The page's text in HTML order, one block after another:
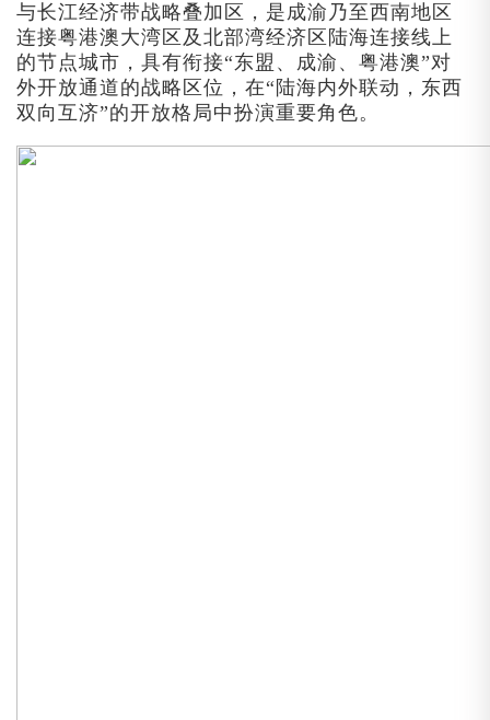
与长江经济带战略叠加区，是成渝乃至西南地区
连接粤港澳大湾区及北部湾经济区陆海连接线上
的节点城市，具有衔接“东盟、成渝、粤港澳”对
外开放通道的战略区位，在“陆海内外联动，东西
双向互济”的开放格局中扮演重要角色。